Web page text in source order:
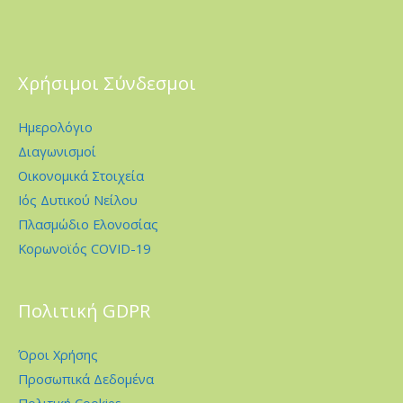
Χρήσιμοι Σύνδεσμοι
Ημερολόγιο
Διαγωνισμοί
Οικονομικά Στοιχεία
Ιός Δυτικού Νείλου
Πλασμώδιο Ελονοσίας
Κορωνοϊός COVID-19
Πολιτική GDPR
Όροι Χρήσης
Προσωπικά Δεδομένα